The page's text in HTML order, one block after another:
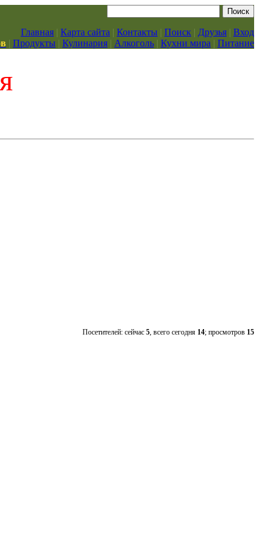
Главная | Карта сайта | Контакты | Поиск | Друзья | Вход
| Продукты | Кулинария | Алкоголь | Кухни мира | Питание
Посетителей: сейчас 5, всего сегодня 14; просмотров 15